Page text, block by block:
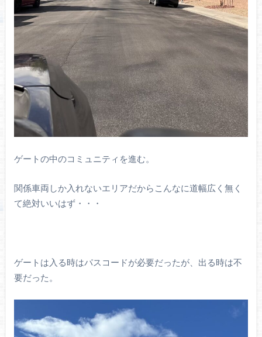
ゲートの中のコミュニティを進む。
関係車両しか入れないエリアだからこんなに道幅広く無く
て絶対いいはず・・・
ゲートは入る時はパスコードが必要だったが、出る時は不
要だった。